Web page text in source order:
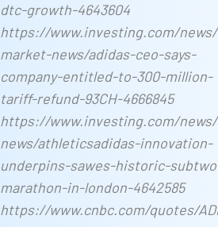
dtc-growth-4643604
https://www.investing.com/
market-news/adidas-ceo-says-
company-entitled-to-300-million-
tariff-refund-93CH-4666845
https://www.investing.com/
news/athleticsadidas-innovation-
underpins-sawes-historic-
marathon-in-london-4642585
https://www.cnbc.com/quotes/